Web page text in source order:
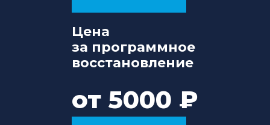
Цена
за программное
восстановление
от 5000